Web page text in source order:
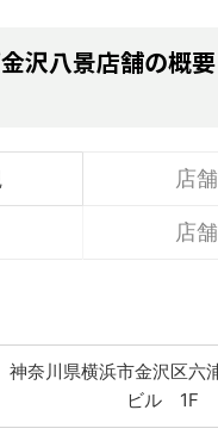
沢八景店舗の概
店
店
神奈川県横浜市金沢区六
ビル 1F